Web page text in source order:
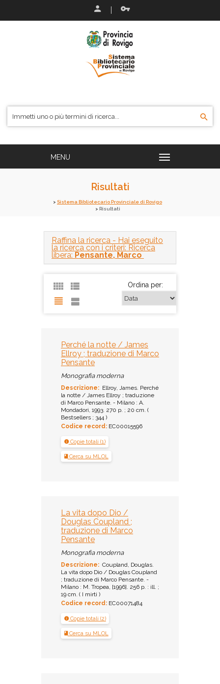
Risultati
Sistema Bibliotecario Provinciale di Rovigo
Risultati
Raffina la ricerca - Hai eseguito
la ricerca con i criteri: Ricerca
libera: Pensante, Marco
Ordina per:
Perché la notte / James
Ellroy ; traduzione di Marco
Pensante
Monografia moderna
Descrizione: Ellroy, James. Perché
la notte / James Ellroy ; traduzione
di Marco Pensante. - Milano : A.
Mondadori, 1993. 270 p. ; 20 cm. (
Bestsellers ; 344 )
Codice record: EC00015596
Copie totali (1)
Cerca su MLOL
La vita dopo Dio /
Douglas Coupland ;
traduzione di Marco
Pensante
Monografia moderna
Descrizione: Coupland, Douglas.
La vita dopo Dio / Douglas Coupland
; traduzione di Marco Pensante. -
Milano : M. Tropea, [1996]. 256 p. : ill. ;
19 cm. ( I mirti )
Codice record: EC00071484
Copie totali (2)
Cerca su MLOL